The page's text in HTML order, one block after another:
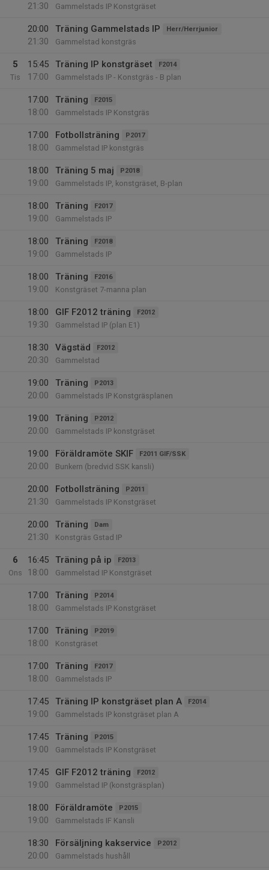
21:30
Gammelstads IP Konstgräset
20:00
21:30
Träning Gammelstads IP Herr/Herrjunior
Gammelstad konstgräs
5
Tis
15:45
17:00
Träning IP konstgräset F2014
Gammelstads IP - Konstgräs - B plan
17:00
18:00
Träning F2015
Gammelstads IP Konstgräs
17:00
18:00
Fotbollsträning P2017
Gammelstad IP konstgräs
18:00
19:00
Träning 5 maj P2018
Gammelstads IP, konstgräset, B-plan
18:00
19:00
Träning F2017
Gammelstads IP
18:00
19:00
Träning F2018
Gammelstads IP
18:00
19:00
Träning F2016
Konstgräset 7-manna plan
18:00
19:30
GIF F2012 träning F2012
Gammelstad IP (plan E1)
18:30
20:30
Vägstäd F2012
Gammelstad
19:00
20:00
Träning P2013
Gammelstads IP Konstgräsplanen
19:00
20:00
Träning P2012
Gammelstads IP konstgräset
19:00
20:00
Föräldramöte SKIF F2011 GIF/SSK
Bunkern (bredvid SSK kansli)
20:00
21:30
Fotbollsträning P2011
Gammelstads IP Konstgräset
20:00
21:30
Träning Dam
Konstgräs Gstad IP
6
Ons
16:45
18:00
Träning på ip F2013
Gammelstad IP Konstgräset
17:00
18:00
Träning P2014
Gammelstads IP Konstgräset
17:00
18:00
Träning P2019
Konstgräset
17:00
18:00
Träning F2017
Gammelstads IP
17:45
19:00
Träning IP konstgräset plan A F2014
Gammelstads IP konstgräset plan A
17:45
19:00
Träning P2015
Gammelstads IP Konstgräset
17:45
19:00
GIF F2012 träning F2012
Gammelstad IP (konstgräsplan)
18:00
19:00
Föräldramöte P2015
Gammelstads IF Kansli
18:30
20:00
Försäljning kakservice P2012
Gammelstads hushåll